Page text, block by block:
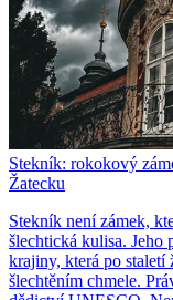
Stekník: rokokový
Žatecku
Stekník není zámek,
šlechtická kulisa. Jeho
krajiny, která po staletí
šlechtěním chmele.